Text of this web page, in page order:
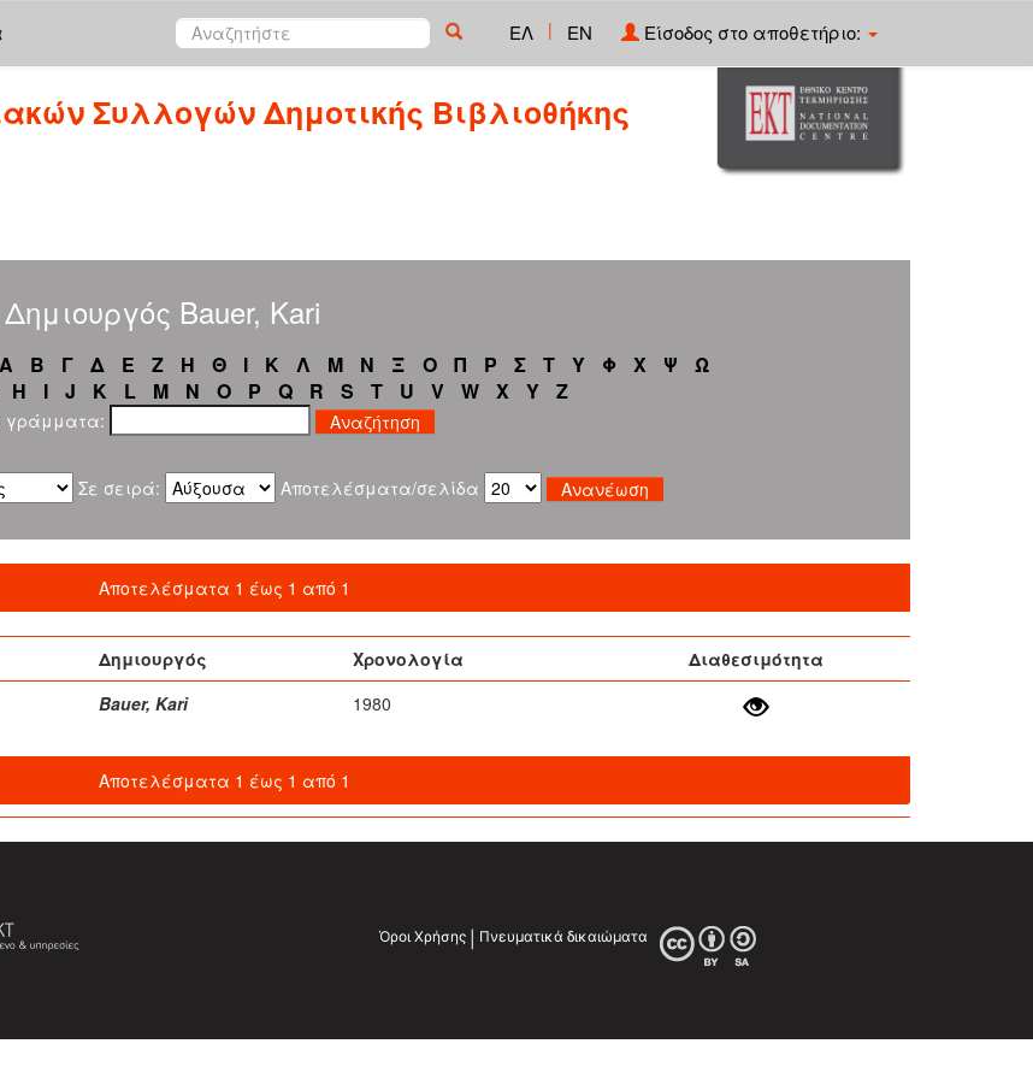
ΕΛ | EN Είσοδος στο αποθετήριο:
Συλλογών Δημοτικής Βιβλιοθήκης
Bauer, Kari
Α Β Γ Δ Ε Ζ Η Θ Ι Κ Λ Μ Ν Ξ Ο Π Ρ Σ Τ Υ Φ Χ Ψ
Ω
H I J K L M N O P Q R S T U V W X Y Z
γράμματα:
Σε σειρά: Αποτελέσματα/σελίδα
Αποτελέσματα 1 έως 1 από 1
Δημιουργός Χρονολογία
Διαθεσιμότητα
Bauer, Kari 1980
Αποτελέσματα 1 έως 1 από 1